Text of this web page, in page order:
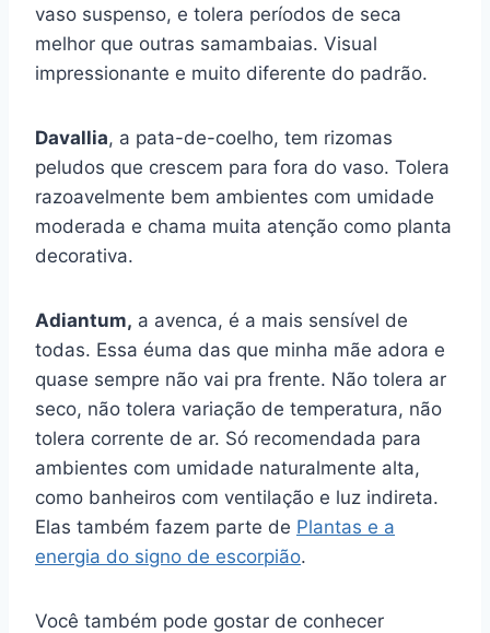
vaso suspenso, e tolera períodos de seca
melhor que outras samambaias. Visual
impressionante e muito diferente do padrão.
Davallia, a pata-de-coelho, tem rizomas
peludos que crescem para fora do vaso. Tolera
razoavelmente bem ambientes com umidade
moderada e chama muita atenção como planta
decorativa.
Adiantum, a avenca, é a mais sensível de
todas. Essa éuma das que minha mãe adora e
quase sempre não vai pra frente. Não tolera ar
seco, não tolera variação de temperatura, não
tolera corrente de ar. Só recomendada para
ambientes com umidade naturalmente alta,
como banheiros com ventilação e luz indireta.
Elas também fazem parte de Plantas e a
energia do signo de escorpião.
Você também pode gostar de conhecer